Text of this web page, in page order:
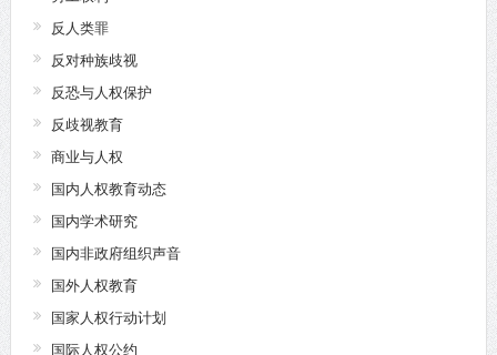
反人类罪
反对种族歧视
反恐与人权保护
反歧视教育
商业与人权
国内人权教育动态
国内学术研究
国内非政府组织声音
国外人权教育
国家人权行动计划
国际人权公约